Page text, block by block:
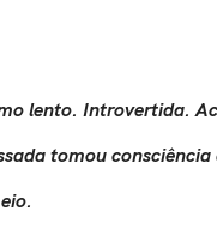
lento. Introvertida.
tomou consciência